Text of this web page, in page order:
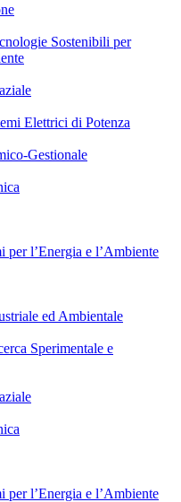
Sostenibili per
Elettrici di Potenza
Gestionale
per l’Energia e l’Ambiente
ed Ambientale
Sperimentale e
per l’Energia e l’Ambiente